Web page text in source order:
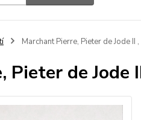
Marchant Pierre, Pieter de Jode
Pieter de